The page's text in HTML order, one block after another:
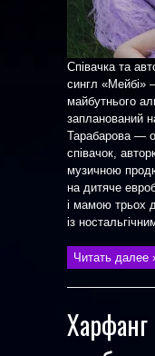
Співачка та
сингл «Мейбі»
майбутнього
запланований
Тарабарова —
співачок,
музичною
на дитяче
і мамою трьох
із
Читать далее
Харфанг